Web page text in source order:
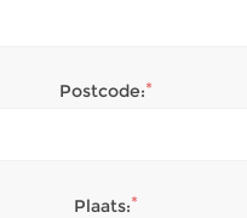
Postcode:*
Plaats:*